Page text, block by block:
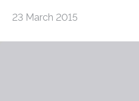
23 March 2015